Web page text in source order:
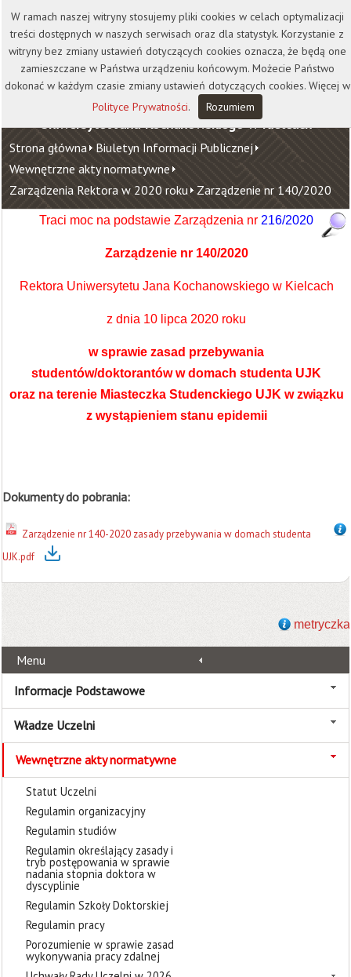
Kontakt Biblioteka
Wydawnictwo
Wirtualna Uczelnia
Uniwersytet Jana Kochanowskiego w Kielcach
Strona główna Biuletyn Informacji Publicznej
Wewnętrzne akty normatywne
Zarządzenia Rektora w 2020 roku Zarządzenie nr 140/2020
Traci moc na podstawie Zarządzenia nr 216/2020
Zarządzenie nr 140/2020
Rektora Uniwersytetu Jana Kochanowskiego w Kielcach
z dnia 10 lipca 2020 roku
w sprawie zasad przebywania
studentów/doktorantów w domach studenta UJK
oraz na terenie Miasteczka Studenckiego UJK w związku
z wystąpieniem stanu epidemii
Dokumenty do pobrania:
Zarządzenie nr 140-2020 zasady przebywania w domach studenta
UJK.pdf
metryczka
Menu
Informacje Podstawowe
Władze Uczelni
Wewnętrzne akty normatywne
Statut Uczelni
Regulamin organizacyjny
Regulamin studiów
Regulamin określający zasady i
tryb postępowania w sprawie
nadania stopnia doktora w
dyscyplinie
Regulamin Szkoły Doktorskiej
Regulamin pracy
Porozumienie w sprawie zasad
wykonywania pracy zdalnej
W ramach naszej witryny stosujemy pliki cookies w celach optymalizacji
treści dostępnych w naszych serwisach oraz dla statystyk. Korzystanie z
witryny bez zmiany ustawień dotyczących cookies oznacza, że będą one
zamieszczane w Państwa urządzeniu końcowym. Możecie Państwo
dokonać w każdym czasie zmiany ustawień dotyczących cookies. Więcej w
Polityce Prywatności. Rozumiem